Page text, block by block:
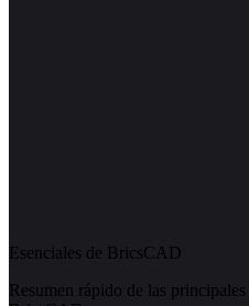
Esenciales de BricsCAD
Resumen rápido de las